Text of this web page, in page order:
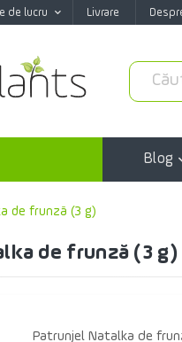
de lucru Livrare
Blog
de frunză (3 g)
de frunză (3 g)